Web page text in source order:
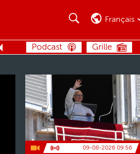
RECHERCHEFrançais
Grille
Podcast
09-08-2026 09:56